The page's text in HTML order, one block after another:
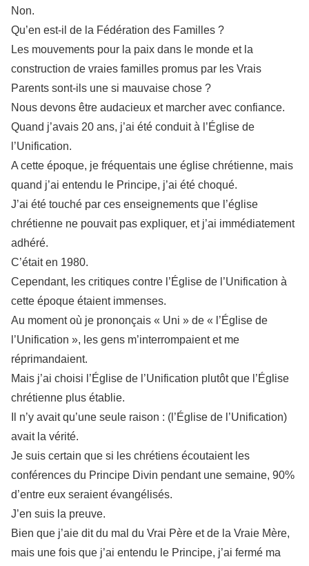
Non.
Qu’en est-il de la Fédération des Familles ?
Les mouvements pour la paix dans le monde et la
construction de vraies familles promus par les Vrais
Parents sont-ils une si mauvaise chose ?
Nous devons être audacieux et marcher avec confiance.
Quand j’avais 20 ans, j’ai été conduit à l’Église de
l’Unification.
A cette époque, je fréquentais une église chrétienne, mais
quand j’ai entendu le Principe, j’ai été choqué.
J’ai été touché par ces enseignements que l’église
chrétienne ne pouvait pas expliquer, et j’ai immédiatement
adhéré.
C’était en 1980.
Cependant, les critiques contre l’Église de l’Unification à
cette époque étaient immenses.
Au moment où je prononçais « Uni » de « l’Église de
l’Unification », les gens m’interrompaient et me
réprimandaient.
Mais j’ai choisi l’Église de l’Unification plutôt que l’Église
chrétienne plus établie.
Il n’y avait qu’une seule raison : (l’Église de l’Unification)
avait la vérité.
Je suis certain que si les chrétiens écoutaient les
conférences du Principe Divin pendant une semaine, 90%
d’entre eux seraient évangélisés.
J’en suis la preuve.
Bien que j’aie dit du mal du Vrai Père et de la Vraie Mère,
mais une fois que j’ai entendu le Principe, j’ai fermé ma